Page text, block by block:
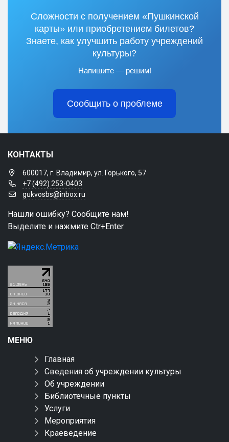
Сложности с получением «Пушкинской
карты» или приобретением билетов?
Знаете, как улучшить работу учреждений
культуры?
Напишите — решим!
Сообщить о проблеме
КОНТАКТЫ
600017, г. Владимир, ул. Горького, 57
+7 (492) 253-0403
gukvosbs@inbox.ru
Нашли ошибку? Сообщите нам!
Выделите и нажмите Ctr+Enter
МЕНЮ
Главная
Сведения об учреждении культуры
Об учреждении
Библиотечные пункты
Услуги
Мероприятия
Краеведение